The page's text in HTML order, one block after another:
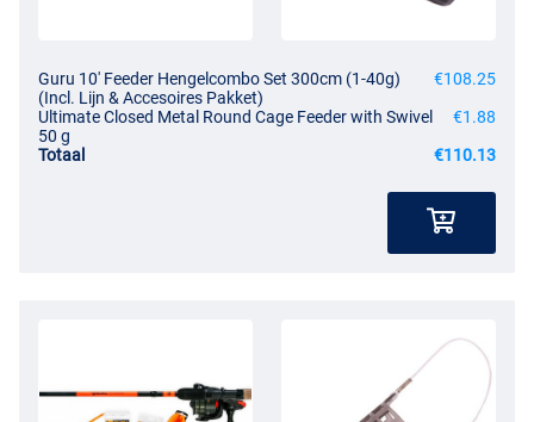
Guru 10' Feeder Hengelcombo Set 300cm (1-40g)
(Incl. Lijn & Accesoires Pakket)
€108.25
Ultimate Closed Metal Round Cage Feeder with Swivel
50 g
€1.88
Totaal
€110.13